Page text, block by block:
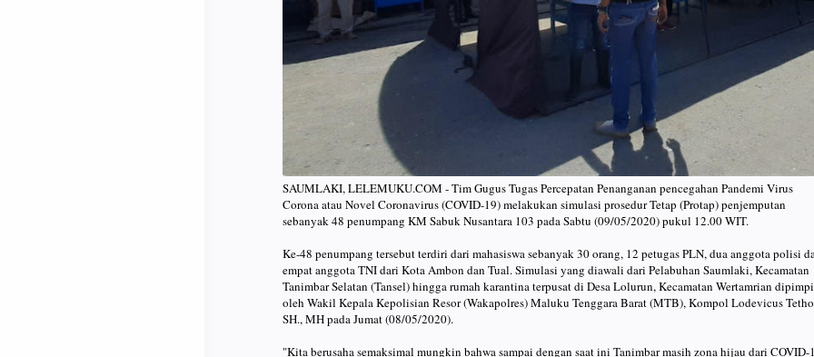
SAUMLAKI, LELEMUKU.COM - Tim Gugus Tugas Percepatan Penanganan pencegahan Pandemi Virus
Corona atau Novel Coronavirus (COVID-19) melakukan simulasi prosedur Tetap (Protap) penjemputan
sebanyak 48 penumpang KM Sabuk Nusantara 103 pada Sabtu (09/05/2020) pukul 12.00 WIT.
Ke-48 penumpang tersebut terdiri dari mahasiswa sebanyak 30 orang, 12 petugas PLN, dua anggota polisi
empat anggota TNI dari Kota Ambon dan Tual. Simulasi yang diawali dari Pelabuhan Saumlaki, Kecamatan
Tanimbar Selatan (Tansel) hingga rumah karantina terpusat di Desa Lolurun, Kecamatan Wertamrian
oleh Wakil Kepala Kepolisian Resor (Wakapolres) Maluku Tenggara Barat (MTB), Kompol Lodevicus
SH., MH pada Jumat (08/05/2020).
"Kita berusaha semaksimal mungkin bahwa sampai dengan saat ini Tanimbar masih zona hijau dari COVID-